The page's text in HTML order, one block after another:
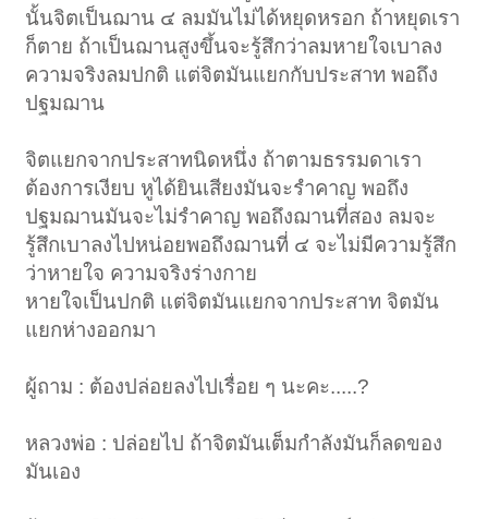
นั้นจิตเป็นฌาน ๔ ลมมันไม่ได้หยุดหรอก ถ้าหยุดเรา
ก็ตาย ถ้าเป็นฌานสูงขึ้นจะรู้สึกว่าลมหายใจเบาลง
ความจริงลมปกติ แต่จิตมันแยกกับประสาท พอถึง
ปฐมฌาน
จิตแยกจากประสาทนิดหนึ่ง ถ้าตามธรรมดาเรา
ต้องการเงียบ หูได้ยินเสียงมันจะรำคาญ พอถึง
ปฐมฌานมันจะไม่รำคาญ พอถึงฌานที่สอง ลมจะ
รู้สึกเบาลงไปหน่อยพอถึงฌานที่ ๔ จะไม่มีความรู้สึก
ว่าหายใจ ความจริงร่างกาย
หายใจเป็นปกติ แต่จิตมันแยกจากประสาท จิตมัน
แยกห่างออกมา
ผู้ถาม : ต้องปล่อยลงไปเรื่อย ๆ นะคะ.....?
หลวงพ่อ : ปล่อยไป ถ้าจิตมันเต็มกำลังมันก็ลดของ
มันเอง